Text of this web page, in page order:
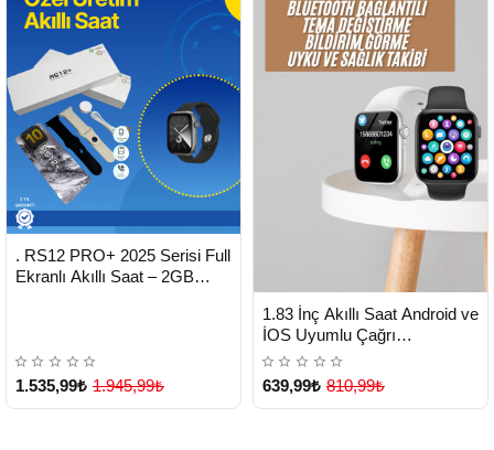
TESLİMAT
. RS12 PRO+ 2025 Serisi Full
Ekranlı Akıllı Saat – 2GB
1.535,99₺ 1.945,99₺
HIZLI
TESLİMAT
1.83 İnç Akıllı Saat Android ve
İOS Uyumlu Çağrı
Cevaplayabilen Adımsayar
GPS Takibi - Lisinya
639,99₺ 810,99₺